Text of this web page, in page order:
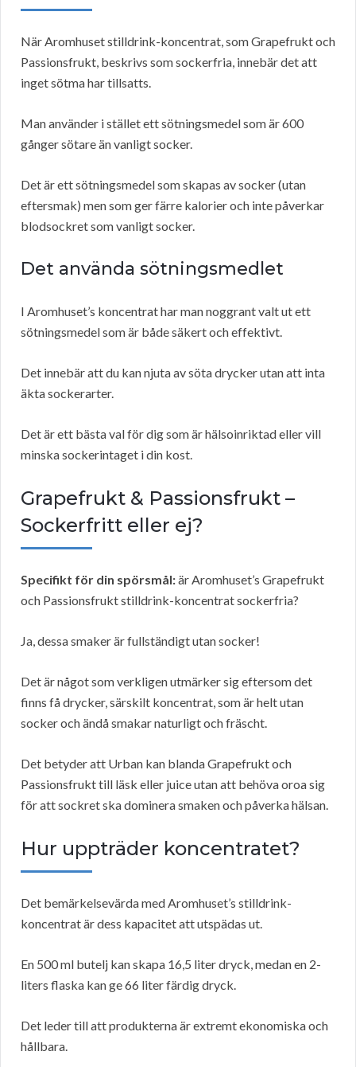
När Aromhuset stilldrink-koncentrat, som Grapefrukt och
Passionsfrukt, beskrivs som sockerfria, innebär det att
inget sötma har tillsatts.
Man använder i stället ett sötningsmedel som är 600
gånger sötare än vanligt socker.
Det är ett sötningsmedel som skapas av socker (utan
eftersmak) men som ger färre kalorier och inte påverkar
blodsockret som vanligt socker.
Det använda sötningsmedlet
I Aromhuset’s koncentrat har man noggrant valt ut ett
sötningsmedel som är både säkert och effektivt.
Det innebär att du kan njuta av söta drycker utan att inta
äkta sockerarter.
Det är ett bästa val för dig som är hälsoinriktad eller vill
minska sockerintaget i din kost.
Grapefrukt & Passionsfrukt –
Sockerfritt eller ej?
Specifikt för din spörsmål:är Aromhuset’s Grapefrukt
och Passionsfrukt stilldrink-koncentrat sockerfria?
Ja, dessa smaker är fullständigt utan socker!
Det är något som verkligen utmärker sig eftersom det
finns få drycker, särskilt koncentrat, som är helt utan
socker och ändå smakar naturligt och fräscht.
Det betyder att Urban kan blanda Grapefrukt och
Passionsfrukt till läsk eller juice utan att behöva oroa sig
för att sockret ska dominera smaken och påverka hälsan.
Hur uppträder koncentratet?
Det bemärkelsevärda med Aromhuset’s stilldrink-
koncentrat är dess kapacitet att utspädas ut.
En 500 ml butelj kan skapa 16,5 liter dryck, medan en 2-
liters flaska kan ge 66 liter färdig dryck.
Det leder till att produkterna är extremt ekonomiska och
hållbara.